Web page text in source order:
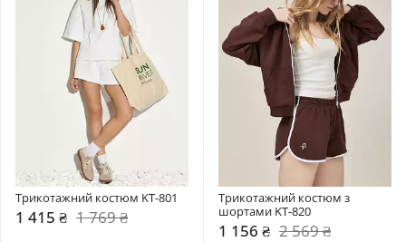
Трикотажний костюм KT-801
1 415 ₴ 1 769 ₴
Трикотажний костюм з
шортами KT-820
1 156 ₴ 2 569 ₴